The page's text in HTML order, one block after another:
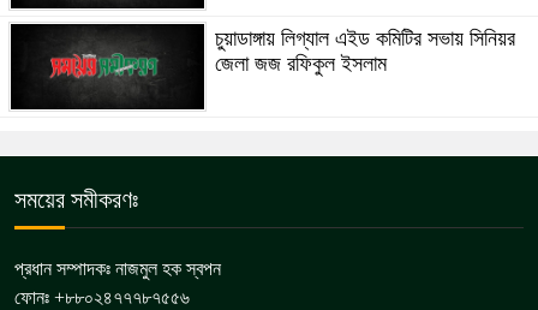
চুয়াডাঙ্গায় লিগ্যাল এইড কমিটির সভায় সিনিয়র
জেলা জজ রফিকুল ইসলাম
সময়ের সমীকরণঃ
প্রধান সম্পাদকঃ নাজমুল হক স্বপন
ফোনঃ +৮৮০২৪৭৭৭৮৭৫৫৬